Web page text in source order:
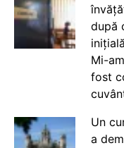
după
Mi-
fost
Un
a